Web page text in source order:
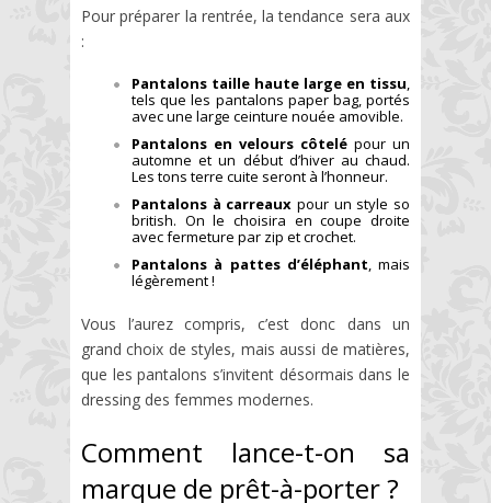
Pour préparer la rentrée, la tendance sera aux
:
Pantalons taille haute large en tissu
tels que les pantalons paper bag, portés
avec une large ceinture nouée amovible.
Pantalons en velours côtelé pour un
automne et un début d’hiver au chaud.
Les tons terre cuite seront à l’honneur.
Pantalons à carreaux pour un style so
british. On le choisira en coupe droite
avec fermeture par zip et crochet.
Pantalons à pattes d’éléphant , mais
légèrement !
Vous l’aurez compris, c’est donc dans un
grand choix de styles, mais aussi de matières,
que les pantalons s’invitent désormais dans le
dressing des femmes modernes.
Comment lance-t-on sa
marque de prêt-à-porter ?